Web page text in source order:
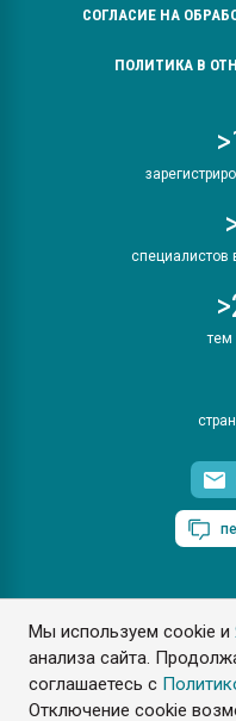
Мы используем cookie и
анализа сайта.
соглашаетесь с
Отключение cookie
СОГЛАСИЕ НА
ПОЛИТИКА В
тем
ПластЭксперт ©
Разрешается
ссылкой